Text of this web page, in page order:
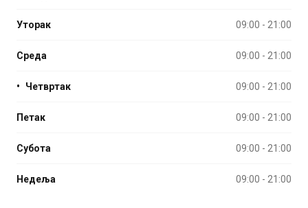
Уторак 09:00 - 21:00
Среда 09:00 - 21:00
• Четвртак 09:00 - 21:00
Петак 09:00 - 21:00
Субота 09:00 - 21:00
Недеља 09:00 - 21:00